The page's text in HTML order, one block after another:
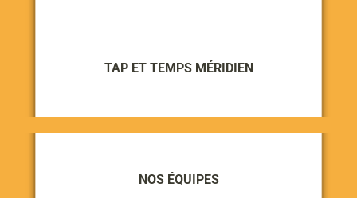
TAP ET TEMPS MÉRIDIEN
NOS ÉQUIPES